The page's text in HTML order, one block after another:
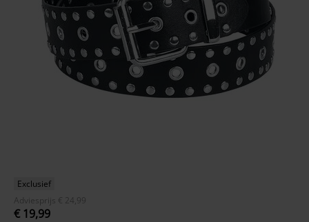
Exclusief
Adviesprijs
€ 24,99
€ 19,99